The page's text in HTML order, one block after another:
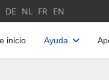
Seleccione su idioma
DE NL FR EN
inicio Ayuda